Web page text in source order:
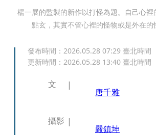
楊一展的監製的新作以打怪為題。自己心
點玄，其實不管心裡的怪物或是外在的
發布時間： 2026.05.28 07:29 臺北時間
更新時間： 2026.05.28 13:40 臺北時間
文
唐千雅
攝影
嚴鎮坤